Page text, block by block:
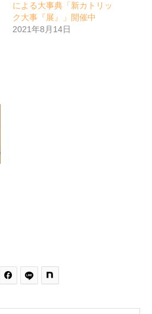
による大事典「新カトリッ
ク大事『展』」開催中
2021年8月14日
